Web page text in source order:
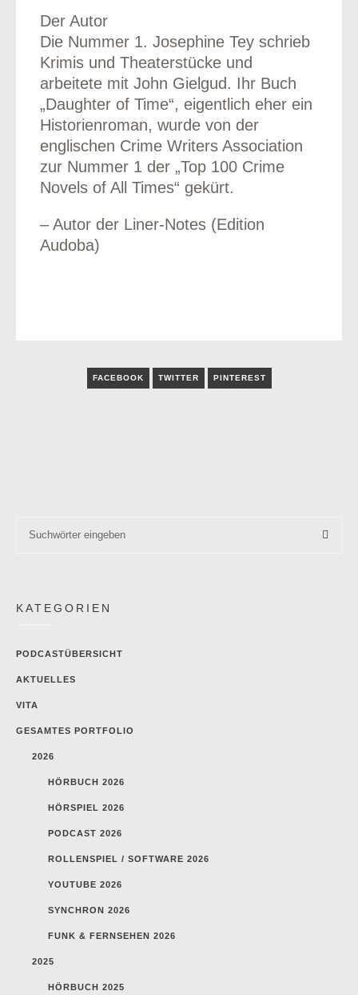
Der Autor
Die Nummer 1. Josephine Tey schrieb
Krimis und Theaterstücke und
arbeitete mit John Gielgud. Ihr Buch
„Daughter of Time“, eigentlich eher ein
Historienroman, wurde von der
englischen Crime Writers Association
zur Nummer 1 der „Top 100 Crime
Novels of All Times“ gekürt.
– Autor der Liner-Notes (Edition
Audoba)
FACEBOOK TWITTER PINTEREST
KATEGORIEN
PODCASTÜBERSICHT
AKTUELLES
VITA
GESAMTES PORTFOLIO
2026
HÖRBUCH 2026
HÖRSPIEL 2026
PODCAST 2026
ROLLENSPIEL / SOFTWARE 2026
YOUTUBE 2026
SYNCHRON 2026
FUNK & FERNSEHEN 2026
2025
HÖRBUCH 2025